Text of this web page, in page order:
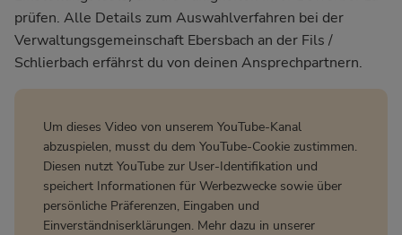
prüfen. Alle Details zum Auswahlverfahren bei der
Verwaltungsgemeinschaft Ebersbach an der Fils /
Schlierbach erfährst du von deinen Ansprechpartnern.
Um dieses Video von unserem YouTube-Kanal
abzuspielen, musst du dem YouTube-Cookie zustimmen.
Diesen nutzt YouTube zur User-Identifikation und
speichert Informationen für Werbezwecke sowie über
persönliche Präferenzen, Eingaben und
Einverständniserklärungen. Mehr dazu in unserer